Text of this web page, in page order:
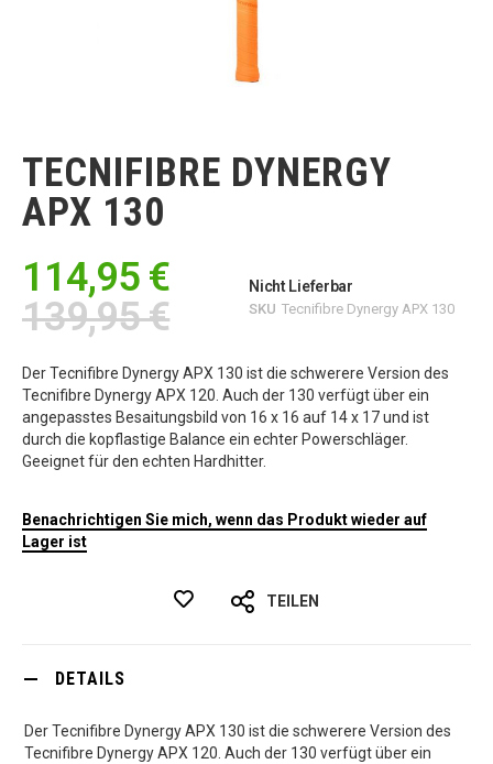
Bildgalerie
springen
TECNIFIBRE DYNERGY
APX 130
114,95 €
139,95 €
Nicht Lieferbar
SKU Tecnifibre Dynergy APX 130
Der Tecnifibre Dynergy APX 130 ist die schwerere Version des
Tecnifibre Dynergy APX 120. Auch der 130 verfügt über ein
angepasstes Besaitungsbild von 16 x 16 auf 14 x 17 und ist
durch die kopflastige Balance ein echter Powerschläger.
Geeignet für den echten Hardhitter.
Benachrichtigen Sie mich, wenn das Produkt wieder auf
Lager ist
TEILEN
DETAILS
Der Tecnifibre Dynergy APX 130 ist die schwerere Version des
Tecnifibre Dynergy APX 120. Auch der 130 verfügt über ein